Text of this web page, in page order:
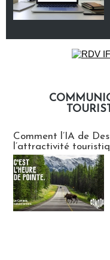
Comment l’IA de
l’attractivité